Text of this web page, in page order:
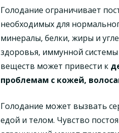
Голодание ограничивает
необходимых для
минералы, белки, жиры и
здоровья, иммунной системы
веществ может привести к
проблемам с кожей,
Голодание может вызвать
едой и телом. Чувство